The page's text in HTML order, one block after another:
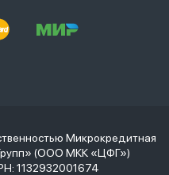
Микрокредитная
(ООО МКК «ЦФГ»)
1132932001674